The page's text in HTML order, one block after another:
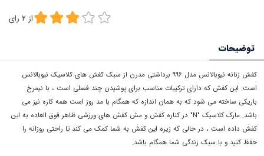
از 2 رای
توضیحات
کفش زنانه نیوبالانس مدل ۹۹۶ برداشتی مدرن از سبک کفش های کلاسیک نیوبالانس
است. این کفش که دارای ترکیبات مناسب برای پوشیدن چند فصلی است ، با نیمرخ
باریکی ساخته می شود که به همان اندازه که همگام با مد روز است همه کاره نیز می
باشد. مارک کلاسیک "N" در کناره کفش و مش کفش های ورزشی ظاهر فوق العاده به این
کفش داده است ، در حالی که زیره این کفش به شما کمک می کند تا راحتی روزانه را
حفظ کنید و با سبک زندگی شما همگام باشد.